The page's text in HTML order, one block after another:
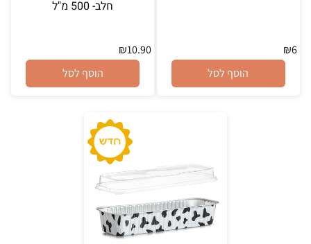
₪6
הוסף לסל
חלב- 500 מ"ל
₪10.90
הוסף לסל